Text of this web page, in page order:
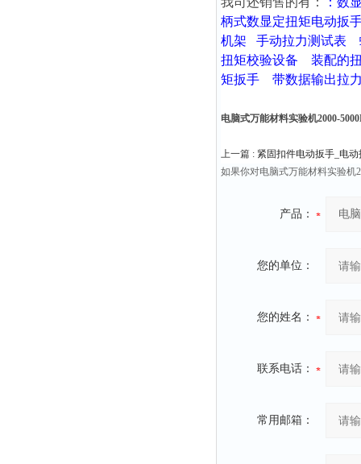
柄式数显定扭矩电动扳
机架
手动拉力测试表
扭矩校验设备
装配的
矩扳手
带数据输出拉
电脑式万能材料实验机2000-
上一篇 : 紧固扣件电动扳手_电
如果你对电脑式万能材料实验机
产品：
您的单位：
您的姓名：
联系电话：
常用邮箱：